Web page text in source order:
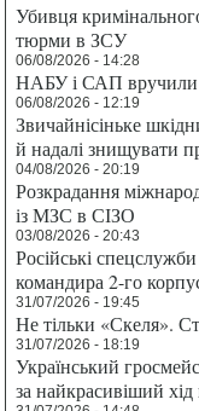
Убивця
тюрми в ЗСУ
06/08/2026 - 14:28
НАБУ і САП вручили
06/08/2026 - 12:19
Звичайнісіньке
й надалі знищувати
04/08/2026 - 20:19
Розкрадання
із МЗС в СІЗО
03/08/2026 - 20:43
Російські
командира 2-го
31/07/2026 - 19:45
Не тільки «Скеля».
31/07/2026 - 18:19
Український
за найкрасивіший